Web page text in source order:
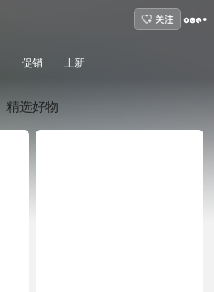
促销 上新
精选好物